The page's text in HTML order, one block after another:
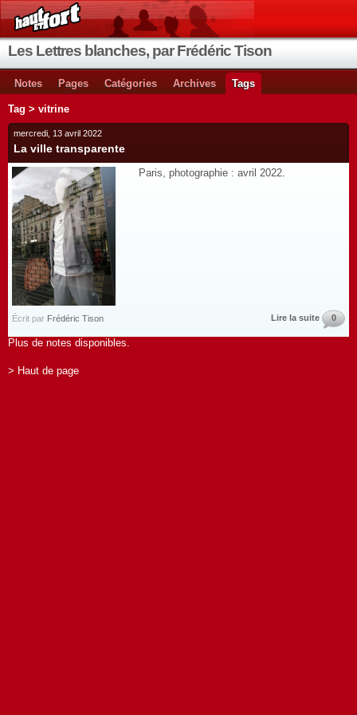
Les Lettres blanches, par Frédéric Tison
Notes Pages Catégories Archives Tags
Tag > vitrine
mercredi, 13 avril 2022
La ville transparente
Paris, photographie : avril 2022.
Écrit par Frédéric Tison Lire la suite 0
Plus de notes disponibles.
> Haut de page